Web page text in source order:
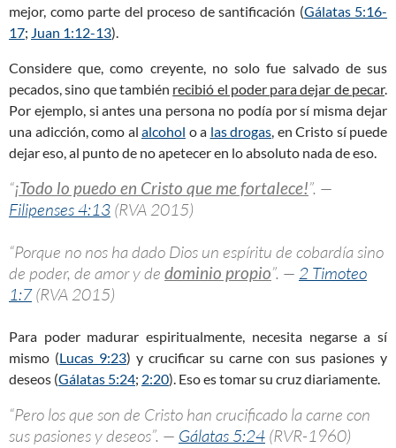
mejor, como parte del proceso de santificación (Gálatas 5:16-
17; Juan 1:12-13).
Considere que, como creyente, no solo fue salvado de sus
pecados, sino que también recibió el poder para dejar de pecar.
Por ejemplo, si antes una persona no podía por sí misma dejar
una adicción, como al alcohol o a las drogas, en Cristo sí puede
dejar eso, al punto de no apetecer en lo absoluto nada de eso.
“¡Todo lo puedo en Cristo que me fortalece!”. —
Filipenses 4:13 (RVA 2015)
“Porque no nos ha dado Dios un espíritu de cobardía sino
de poder, de amor y de dominio propio”. — 2 Timoteo
1:7(RVA 2015)
Para poder madurar espiritualmente, necesita negarse a sí
mismo (Lucas 9:23) y crucificar su carne con sus pasiones y
deseos (Gálatas 5:24; 2:20). Eso es tomar su cruz diariamente.
“Pero los que son de Cristo han crucificado la carne con
sus pasiones y deseos”. — Gálatas 5:24 (RVR-1960)